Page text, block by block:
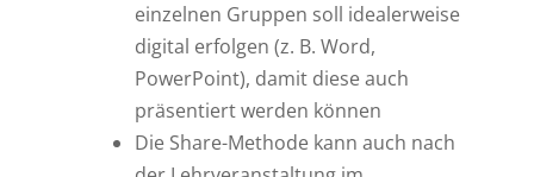
einzelnen Gruppen soll idealerweise
digital erfolgen (z. B. Word,
PowerPoint), damit diese auch
präsentiert werden können
Die Share-Methode kann auch nach